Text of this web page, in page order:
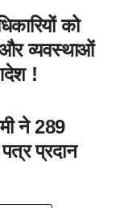
को
और व्यवस्थाओं
!
ने 289
प्रदान